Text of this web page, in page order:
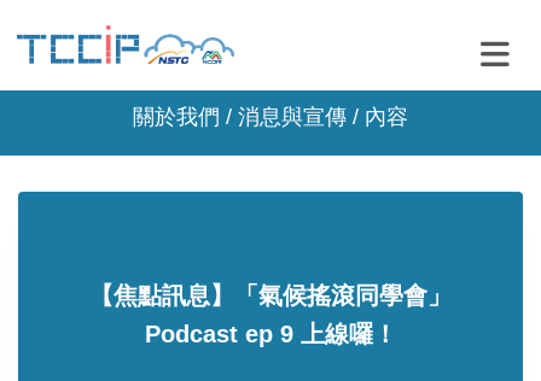
關於我們 / 消息與宣傳 / 內容
【焦點訊息】「氣候搖滾同學會」
Podcast ep 9 上線囉！